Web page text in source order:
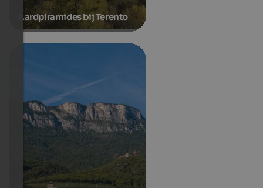
Aardpiramides bij Terento